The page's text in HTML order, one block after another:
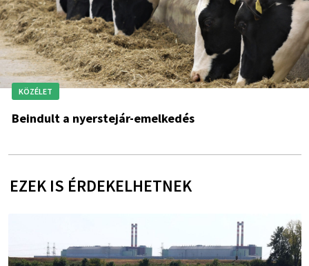
KÖZÉLET
Beindult a nyerstejár-emelkedés
EZEK IS ÉRDEKELHETNEK